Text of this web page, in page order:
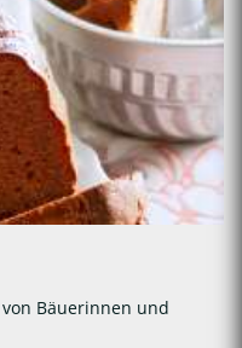
Bäuerinnen und